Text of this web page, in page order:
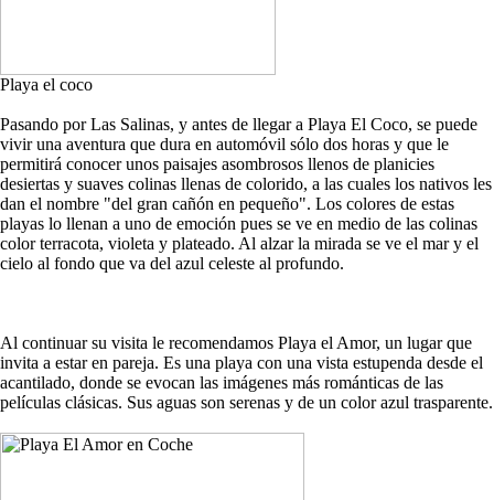
Playa el coco
Pasando por Las Salinas, y antes de llegar a Playa El Coco, se puede
vivir una aventura que dura en automóvil sólo dos horas y que le
permitirá conocer unos paisajes asombrosos llenos de planicies
desiertas y suaves colinas llenas de colorido, a las cuales los nativos les
dan el nombre "del gran cañón en pequeño". Los colores de estas
playas lo llenan a uno de emoción pues se ve en medio de las colinas
color terracota, violeta y plateado. Al alzar la mirada se ve el mar y el
cielo al fondo que va del azul celeste al profundo.
Al continuar su visita le recomendamos Playa el Amor, un lugar que
invita a estar en pareja. Es una playa con una vista estupenda desde el
acantilado, donde se evocan las imágenes más románticas de las
películas clásicas. Sus aguas son serenas y de un color azul trasparente.